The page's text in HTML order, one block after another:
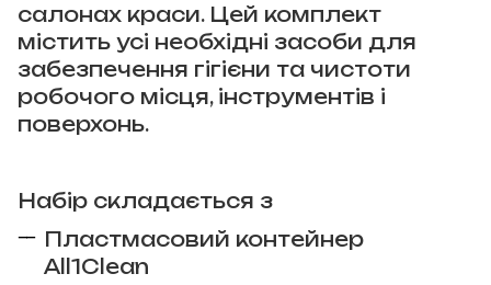
салонах краси. Цей комплект
містить усі необхідні засоби для
забезпечення гігієни та чистоти
робочого місця, інструментів і
поверхонь.
Набір складається з
Пластмасовий контейнер
All1Clean